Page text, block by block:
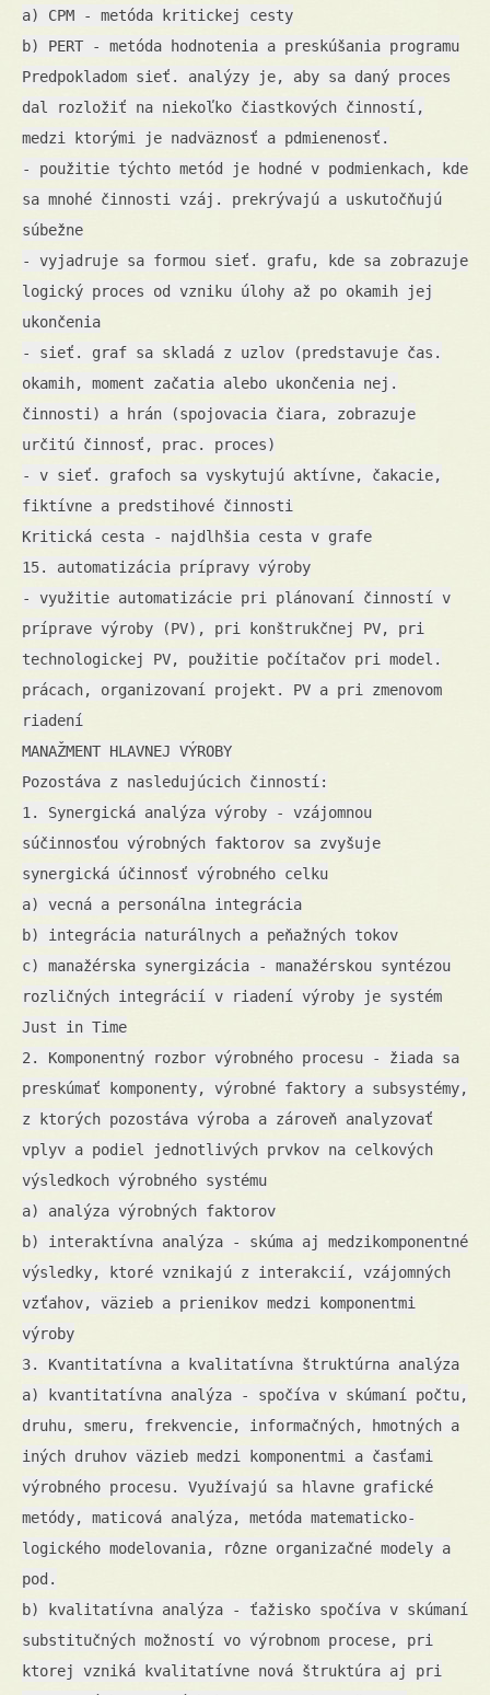
a) CPM - metóda kritickej cesty
b) PERT - metóda hodnotenia a preskúšania programu
Predpokladom sieť. analýzy je, aby sa daný proces
dal rozložiť na niekoľko čiastkových činností,
medzi ktorými je nadväznosť a pdmienenosť.
- použitie týchto metód je hodné v podmienkach, kde
sa mnohé činnosti vzáj. prekrývajú a uskutočňujú
súbežne
- vyjadruje sa formou sieť. grafu, kde sa zobrazuje
logický proces od vzniku úlohy až po okamih jej
ukončenia
- sieť. graf sa skladá z uzlov (predstavuje čas.
okamih, moment začatia alebo ukončenia nej.
činnosti) a hrán (spojovacia čiara, zobrazuje
určitú činnosť, prac. proces)
- v sieť. grafoch sa vyskytujú aktívne, čakacie,
fiktívne a predstihové činnosti
Kritická cesta - najdlhšia cesta v grafe
15. automatizácia prípravy výroby
- využitie automatizácie pri plánovaní činností v
príprave výroby (PV), pri konštrukčnej PV, pri
technologickej PV, použitie počítačov pri model.
prácach, organizovaní projekt. PV a pri zmenovom
riadení
MANAŽMENT HLAVNEJ VÝROBY
Pozostáva z nasledujúcich činností:
1. Synergická analýza výroby - vzájomnou
súčinnosťou výrobných faktorov sa zvyšuje
synergická účinnosť výrobného celku
a) vecná a personálna integrácia
b) integrácia naturálnych a peňažných tokov
c) manažérska synergizácia - manažérskou syntézou
rozličných integrácií v riadení výroby je systém
Just in Time
2. Komponentný rozbor výrobného procesu - žiada sa
preskúmať komponenty, výrobné faktory a subsystémy,
z ktorých pozostáva výroba a zároveň analyzovať
vplyv a podiel jednotlivých prvkov na celkových
výsledkoch výrobného systému
a) analýza výrobných faktorov
b) interaktívna analýza - skúma aj medzikomponentné
výsledky, ktoré vznikajú z interakcií, vzájomných
vzťahov, väzieb a prienikov medzi komponentmi
výroby
3. Kvantitatívna a kvalitatívna štruktúrna analýza
a) kvantitatívna analýza - spočíva v skúmaní počtu,
druhu, smeru, frekvencie, informačných, hmotných a
iných druhov väzieb medzi komponentmi a časťami
výrobného procesu. Využívajú sa hlavne grafické
metódy, maticová analýza, metóda matematicko-
logického modelovania, rôzne organizačné modely a
pod.
b) kvalitatívna analýza - ťažisko spočíva v skúmaní
substitučných možností vo výrobnom procese, pri
ktorej vzniká kvalitatívne nová štruktúra aj pri